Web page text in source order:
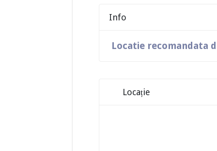
Info
Locatie recomandata
Locație